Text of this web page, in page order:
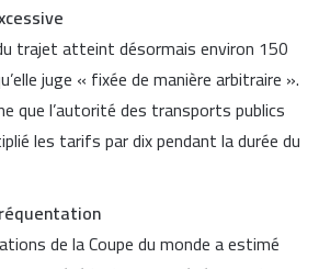
trajet atteint désormais environ 150
juge « fixée de manière arbitraire ».
que l’autorité des transports publics
les tarifs par dix pendant la durée du
de la Coupe du monde a estimé